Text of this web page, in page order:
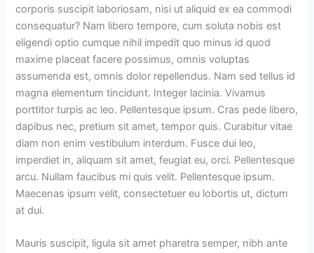
corporis suscipit laboriosam, nisi ut aliquid ex ea commodi
consequatur? Nam libero tempore, cum soluta nobis est
eligendi optio cumque nihil impedit quo minus id quod
maxime placeat facere possimus, omnis voluptas
assumenda est, omnis dolor repellendus. Nam sed tellus id
magna elementum tincidunt. Integer lacinia. Vivamus
porttitor turpis ac leo. Pellentesque ipsum. Cras pede libero,
dapibus nec, pretium sit amet, tempor quis. Curabitur vitae
diam non enim vestibulum interdum. Fusce dui leo,
imperdiet in, aliquam sit amet, feugiat eu, orci. Pellentesque
arcu. Nullam faucibus mi quis velit. Pellentesque ipsum.
Maecenas ipsum velit, consectetuer eu lobortis ut, dictum
at dui.
Mauris suscipit, ligula sit amet pharetra semper, nibh ante